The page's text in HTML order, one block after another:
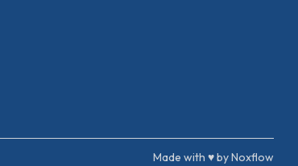
Made with ♥ by Noxflow